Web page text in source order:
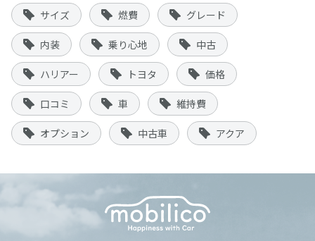
サイズ 燃費 グレード
内装 乗り心地 中古
ハリアー トヨタ 価格
口コミ 車 維持費
オプション 中古車 アクア